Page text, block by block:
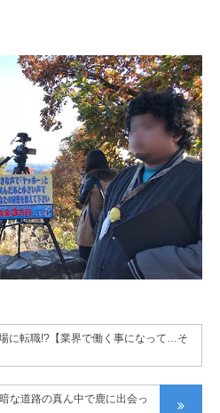
に転職!?【業界で働く事になって…そ
な道路の真ん中で鹿に出会っ